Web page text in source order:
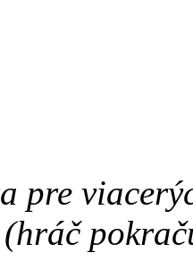
pre
(hráč